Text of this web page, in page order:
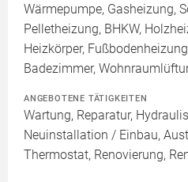
Wärmepumpe, Gasheizung,
Pelletheizung, BHKW,
Heizkörper,
Badezimmer,
ANGEBOTENE TÄTIGKEITEN
Wartung, Reparatur,
Neuinstallation / Einbau,
Thermostat, Renovierung,